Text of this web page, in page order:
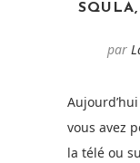
par
vous avez
la télé ou